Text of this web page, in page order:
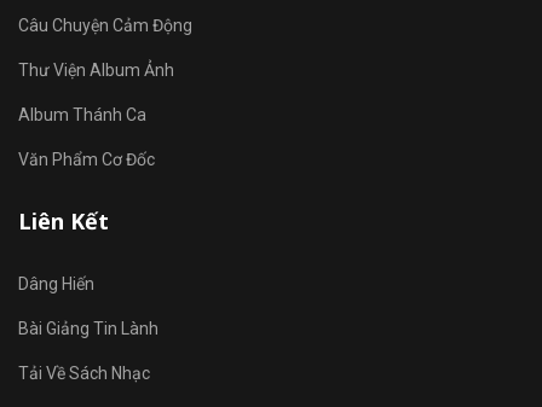
Câu Chuyện Cảm Động
Thư Viện Album Ảnh
Album Thánh Ca
Văn Phẩm Cơ Đốc
Liên Kết
Dâng Hiến
Bài Giảng Tin Lành
Tải Về Sách Nhạc